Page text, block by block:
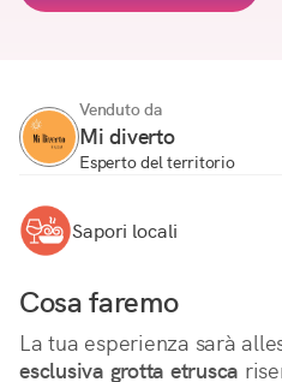
Venduto da
Mi diverto
Esperto del territorio
Sapori locali
Cosa faremo
La tua esperienza sarà
esclusiva grotta etrusca